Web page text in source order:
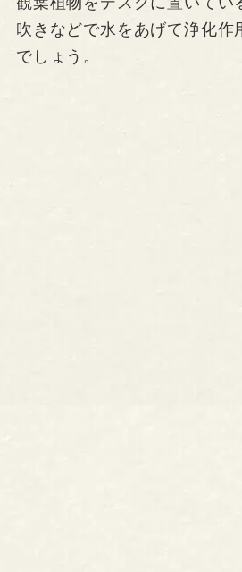
吹きなどで水をあげて浄化作
でしょう。